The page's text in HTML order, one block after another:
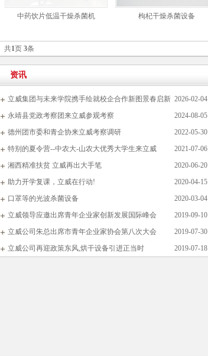
中药饮片低温干燥杀菌机 枸杞干燥杀菌设备
共1页 3条
资讯
2026-02-04
立威集团与未来学院携手绘就校企合作新图景春启新
程
2024-08-05
永靖县党政考察团来立威参观考察
2022-05-30
德州团市委和青企协来立威考察调研
2021-07-06
特别的夏令营--中农大-山农大优秀大学生来立威
2020-06-20
湘西精准扶贫 立威再出大手笔
2020-04-15
助力开学复课，立威在行动!
2020-03-04
口罩等的光波杀菌设备
2019-09-10
立威领导应邀出席青年企业家创新发展国际峰会
2019-07-30
立威公司朱总出席市青年企业家协会第八次大会
2019-07-18
立威公司再迎政策东风,烘干设备引进正当时